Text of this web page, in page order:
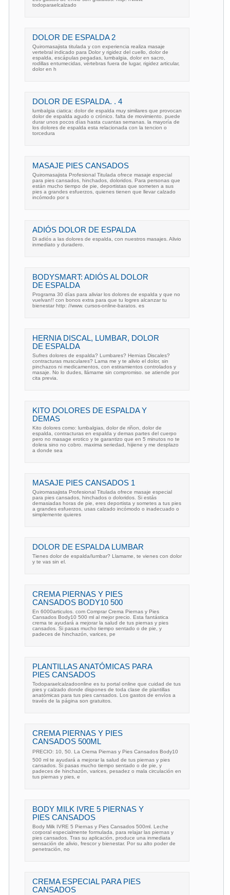
todoparaelcalzado
DOLOR DE ESPALDA 2
Quiromasajista titulada y con experiencia realiza masaje
vertebral indicado para Dolor y rigidez del cuello, dolor de
espalda, escápulas pegadas, lumbalgia, dolor en sacro,
rodillas entumecidas, vértebras fuera de lugar, rigidez articular,
dolor en h
DOLOR DE ESPALDA. . 4
lumbalgia ciatica: dolor de espalda muy similares que provocan
dolor de espalda agudo o crónico. falta de movimiento. puede
durar unos pocos días hasta cuantas semanas. la mayoría de
los dolores de espalda esta relacionada con la tencion o
torcedura
MASAJE PIES CANSADOS
Quiromasajista Profesional Titulada ofrece masaje especial
para pies cansados, hinchados, doloridos. Para personas que
están mucho tiempo de pie, deportistas que someten a sus
pies a grandes esfuerzos, quienes tienen que llevar calzado
incómodo por s
ADIÓS DOLOR DE ESPALDA
Di adiós a las dolores de espalda, con nuestros masajes. Alivio
inmediato y duradero.
BODYSMART: ADIÓS AL DOLOR
DE ESPALDA
Programa 30 días para aliviar los dolores de espalda y que no
vuelvan!! con bonos extra para que tu logres alcanzar tu
bienestar http: //www. cursos-online-baratos. es
HERNIA DISCAL, LUMBAR, DOLOR
DE ESPALDA
Sufres dolores de espalda? Lumbares? Hernias Discales?
contracturas musculares? Lama me y te alivio el dolor, sin
pinchazos ni medicamentos, con estiramientos controlados y
masaje. No lo dudes, llámame sin compromiso. se atiende por
cita previa.
KITO DOLORES DE ESPALDA Y
DEMAS
Kito dolores como: lumbalgias, dolor de riñon, dolor de
espalda, contracturas en espalda y demas partes del cuerpo
pero no masage erotico y te garantizo que en 5 minutos no te
dolera sino no cobro. maxima seriedad, hijiene y me desplazo
a donde sea
MASAJE PIES CANSADOS 1
Quiromasajista Profesional Titulada ofrece masaje especial
para pies cansados, hinchados o doloridos. Si estás
demasiadas horas de pie, eres deportista y sometes a tus pies
a grandes esfuerzos, usas calzado incómodo o inadecuado o
simplemente quieres
DOLOR DE ESPALDA LUMBAR
Tienes dolor de espalda/lumbar? Llamame, te vienes con dolor
y te vas sin el.
CREMA PIERNAS Y PIES
CANSADOS BODY10 500
En 6000articulos. com Comprar Crema Piernas y Pies
Cansados Body10 500 ml al mejor precio. Esta fantástica
crema te ayudará a mejorar la salud de tus piernas y pies
cansados. Si pasas mucho tiempo sentado o de pie, y
padeces de hinchazón, varices, pe
PLANTILLAS ANATÓMICAS PARA
PIES CANSADOS
Todoparaelcalzadoonline es tu portal online que cuidad de tus
pies y calzado donde dispones de toda clase de plantillas
anatómicas para tus pies cansados. Los gastos de envíos a
través de la página son gratuitos.
CREMA PIERNAS Y PIES
CANSADOS 500ML
PRECIO: 10, 50. La Crema Piernas y Pies Cansados Body10
500 ml te ayudará a mejorar la salud de tus piernas y pies
cansados. Si pasas mucho tiempo sentado o de pie, y
padeces de hinchazón, varices, pesadez o mala circulación en
tus piernas y pies, e
BODY MILK IVRE 5 PIERNAS Y
PIES CANSADOS
Body Milk IVRE 5 Piernas y Pies Cansados 500ml. Leche
corporal especialmente formulada, para relajar las piernas y
pies cansados. Tras su aplicación, produce una inmediata
sensación de alivio, frescor y bienestar. Por su alto poder de
penetración, no
CREMA ESPECIAL PARA PIES
CANSADOS